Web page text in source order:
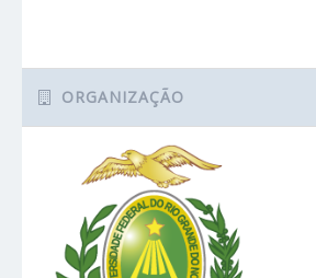
ORGANIZAÇÃO